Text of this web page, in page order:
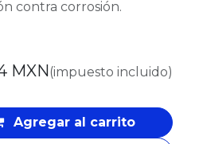
contra corrosión.
Agregar al carrito
MXN(impuesto incluido)